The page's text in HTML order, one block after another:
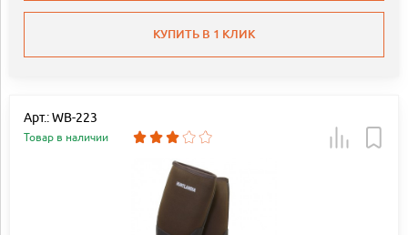
КУПИТЬ В 1 КЛИК
Арт.: WB-223
Товар в наличии